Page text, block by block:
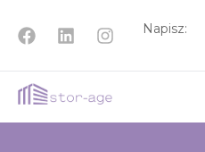
Napisz: